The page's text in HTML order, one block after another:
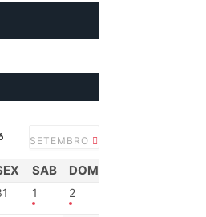
SETEMBRO
SAB DOM
1 2